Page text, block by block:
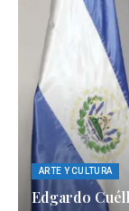
ARTE Y CULTURA
Edgardo